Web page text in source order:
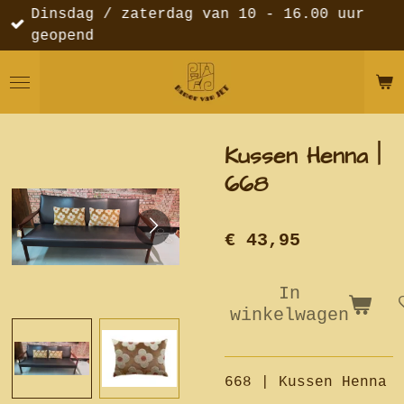
Ga
direct
de
Dinsdag / zaterdag van 10 - 16.00 uur
geopend
Kussen Henna |
668
€ 43,95
In
winkelwagen
668 | Kussen Henna